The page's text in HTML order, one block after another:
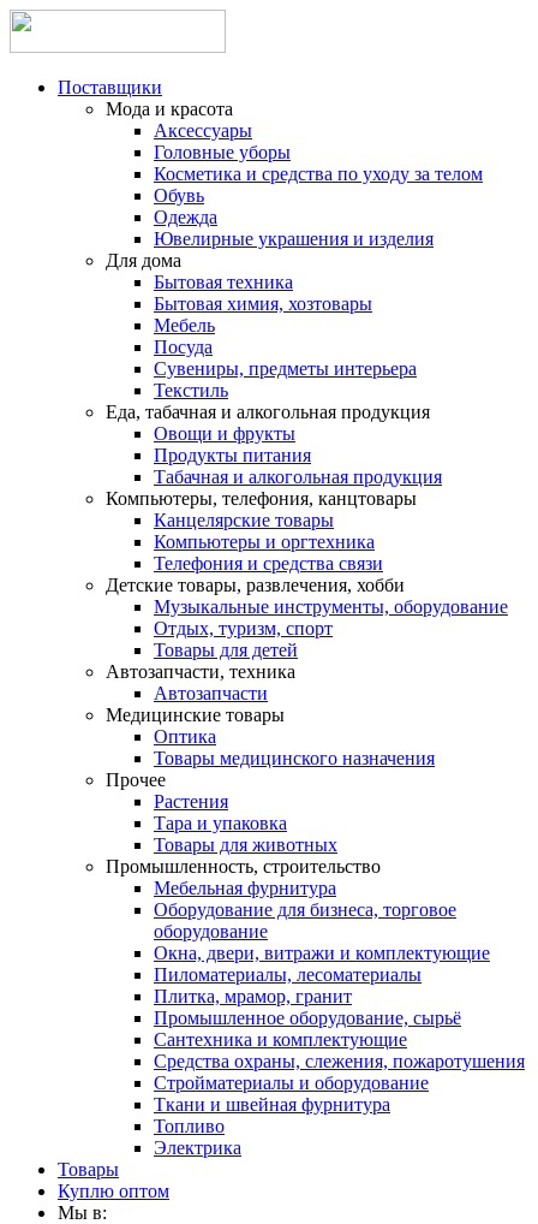
Поставщики
Мода и красота
Аксессуары
Головные уборы
Косметика и средства по уходу за телом
Обувь
Одежда
Ювелирные украшения и изделия
Для дома
Бытовая техника
Бытовая химия, хозтовары
Мебель
Посуда
Сувениры, предметы интерьера
Текстиль
Еда, табачная и алкогольная продукция
Овощи и фрукты
Продукты питания
Табачная и алкогольная продукция
Компьютеры, телефония, канцтовары
Канцелярские товары
Компьютеры и оргтехника
Телефония и средства связи
Детские товары, развлечения, хобби
Музыкальные инструменты, оборудование
Отдых, туризм, спорт
Товары для детей
Автозапчасти, техника
Автозапчасти
Медицинские товары
Оптика
Товары медицинского назначения
Прочее
Растения
Тара и упаковка
Товары для животных
Промышленность, строительство
Мебельная фурнитура
Оборудование для бизнеса, торговое
оборудование
Окна, двери, витражи и комплектующие
Пиломатериалы, лесоматериалы
Плитка, мрамор, гранит
Промышленное оборудование, сырьё
Сантехника и комплектующие
Средства охраны, слежения, пожаротушения
Стройматериалы и оборудование
Ткани и швейная фурнитура
Топливо
Электрика
Товары
Куплю оптом
Мы в: